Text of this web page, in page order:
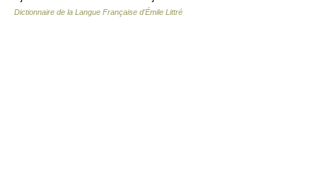
Dictionnaire de la Langue Française d'Émile Littré